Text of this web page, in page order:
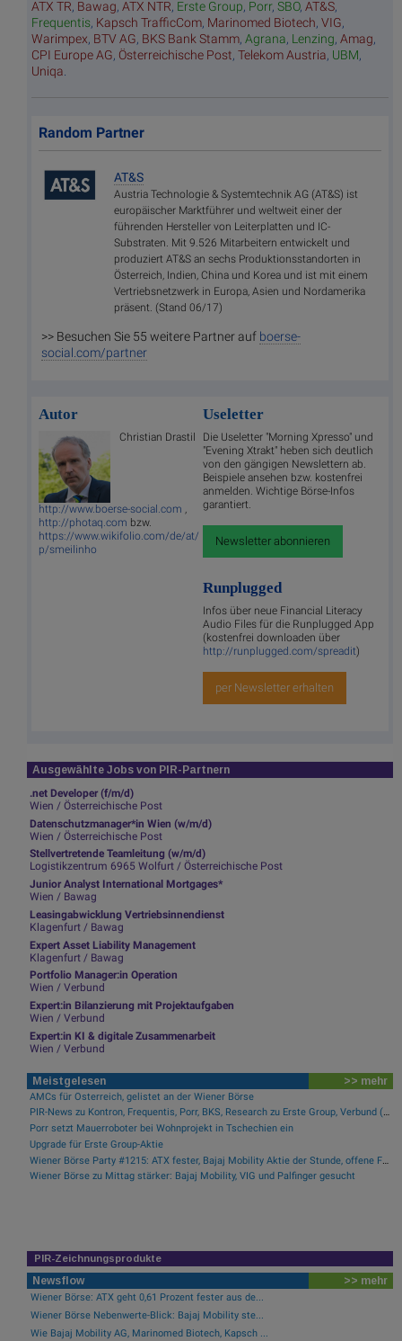
ATX TR, Bawag, ATX NTR, Erste Group, Porr, SBO, AT&S,
Frequentis, Kapsch TrafficCom, Marinomed Biotech, VIG,
Warimpex, BTV AG, BKS Bank Stamm, Agrana, Lenzing, Amag,
CPI Europe AG, Österreichische Post, Telekom Austria, UBM,
Uniqa.
Random Partner
AT&S
Austria Technologie & Systemtechnik AG (AT&S) ist
europäischer Marktführer und weltweit einer der
führenden Hersteller von Leiterplatten und IC-
Substraten. Mit 9.526 Mitarbeitern entwickelt und
produziert AT&S an sechs Produktionsstandorten in
Österreich, Indien, China und Korea und ist mit einem
Vertriebsnetzwerk in Europa, Asien und Nordamerika
präsent. (Stand 06/17)
>> Besuchen Sie 55 weitere Partner auf boerse-
social.com/partner
Autor
Christian Drastil
http://www.boerse-social.com ,
http://photaq.com bzw.
https://www.wikifolio.com/de/at/
p/smeilinho
Useletter
Die Useletter "Morning Xpresso" und
"Evening Xtrakt" heben sich deutlich
von den gängigen Newslettern ab.
Beispiele ansehen bzw. kostenfrei
anmelden. Wichtige Börse-Infos
garantiert.
Newsletter abonnieren
Runplugged
Infos über neue Financial Literacy
Audio Files für die Runplugged App
(kostenfrei downloaden über
http://runplugged.com/spreadit)
per Newsletter erhalten
Ausgewählte Jobs von PIR-Partnern
.net Developer (f/m/d)
Wien / Österreichische Post
Datenschutzmanager*in Wien (w/m/d)
Wien / Österreichische Post
Stellvertretende Teamleitung (w/m/d)
Logistikzentrum 6965 Wolfurt / Österreichische Post
Junior Analyst International Mortgages*
Wien / Bawag
Leasingabwicklung Vertriebsinnendienst
Klagenfurt / Bawag
Expert Asset Liability Management
Klagenfurt / Bawag
Portfolio Manager:in Operation
Wien / Verbund
Expert:in Bilanzierung mit Projektaufgaben
Wien / Verbund
Expert:in KI & digitale Zusammenarbeit
Wien / Verbund
Meistgelesen >> mehr
AMCs für Österreich, gelistet an der Wiener Börse
PIR-News zu Kontron, Frequentis, Porr, BKS, Research zu Erste Group, Verbund (Christine Petzwinkler)
Porr setzt Mauerroboter bei Wohnprojekt in Tschechien ein
Upgrade für Erste Group-Aktie
Wiener Börse Party #1215: ATX fester, Bajaj Mobility Aktie der Stunde, offene Fragen bei Fitgroup
Wiener Börse zu Mittag stärker: Bajaj Mobility, VIG und Palfinger gesucht
PIR-Zeichnungsprodukte
Newsflow >> mehr
Wiener Börse: ATX geht 0,61 Prozent fester aus de...
Wiener Börse Nebenwerte-Blick: Bajaj Mobility ste...
Wie Bajaj Mobility AG, Marinomed Biotech, Kapsch ...